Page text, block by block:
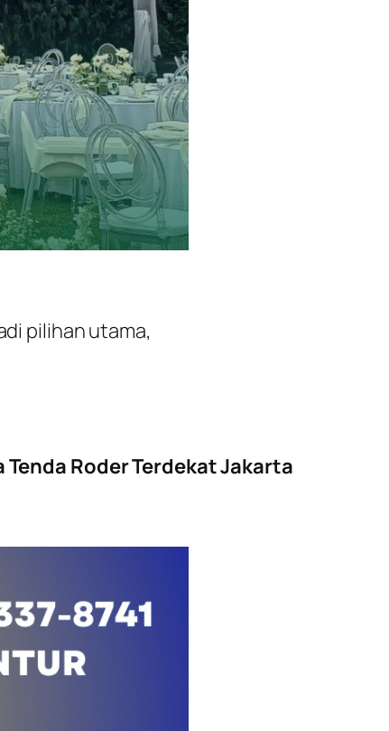
pilihan utama,
Tenda Roder Terdekat Jakarta